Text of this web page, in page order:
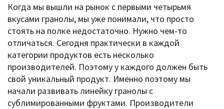
Когда мы вышли на рынок с первыми четырьмя
вкусами гранолы, мы уже понимали, что просто
стоять на полке недостаточно. Нужно чем-то
отличаться. Сегодня практически в каждой
категории продуктов есть несколько
производителей. Поэтому у каждого должен быть
свой уникальный продукт. Именно поэтому мы
начали развивать линейку гранолы с
сублимированными фруктами. Производители